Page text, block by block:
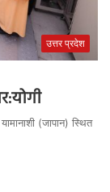
उत्तर प्रदेश
(जापान) स्थित